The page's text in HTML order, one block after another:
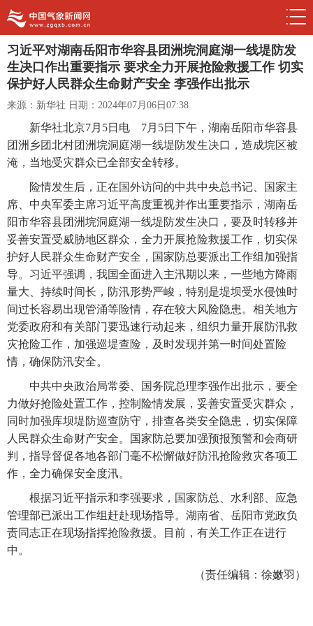
习近平对湖南岳阳市华容县团洲垸洞庭湖一线堤防发
生决口作出重要指示 要求全力开展抢险救援工作 切实
保护好人民群众生命财产安全 李强作出批示
来源：新华社 日期：2024年07月06日07:38
新华社北京7月5日电 7月5日下午，湖南岳阳市华容县
团洲乡团北村团洲垸洞庭湖一线堤防发生决口，造成垸区被
淹，当地受灾群众已全部安全转移。
险情发生后，正在国外访问的中共中央总书记、国家主
席、中央军委主席习近平高度重视并作出重要指示，湖南岳
阳市华容县团洲垸洞庭湖一线堤防发生决口，要及时转移并
妥善安置受威胁地区群众，全力开展抢险救援工作，切实保
护好人民群众生命财产安全，国家防总要派出工作组加强指
导。习近平强调，我国全面进入主汛期以来，一些地方降雨
量大、持续时间长，防汛形势严峻，特别是堤坝受水侵蚀时
间过长容易出现管涌等险情，存在较大风险隐患。相关地方
党委政府和有关部门要迅速行动起来，组织力量开展防汛救
灾抢险工作，加强巡堤查险，及时发现并第一时间处置险
情，确保防汛安全。
中共中央政治局常委、国务院总理李强作出批示，要全
力做好抢险处置工作，控制险情发展，妥善安置受灾群众，
同时加强库坝堤防巡查防守，排查各类安全隐患，切实保障
人民群众生命财产安全。国家防总要加强预报预警和会商研
判，指导督促各地各部门毫不松懈做好防汛抢险救灾各项工
作，全力确保安全度汛。
根据习近平指示和李强要求，国家防总、水利部、应急
管理部已派出工作组赶赴现场指导。湖南省、岳阳市党政负
责同志正在现场指挥抢险救援。目前，有关工作正在进行
中。
（责任编辑：徐嫩羽）